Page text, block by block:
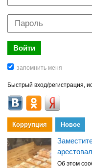
Быстрый вход/регистрация,
Коррупция Новое
Об этом